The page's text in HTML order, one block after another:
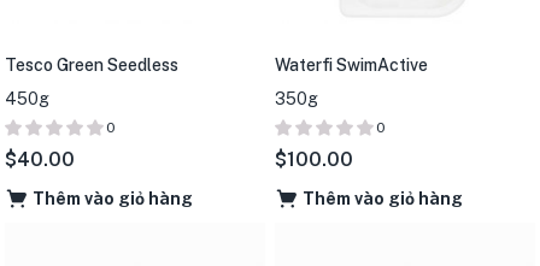
Tesco Green Seedless
450g
0
$40.00
Thêm vào giỏ hàng
Waterfi SwimActive
350g
0
$100.00
Thêm vào giỏ hàng